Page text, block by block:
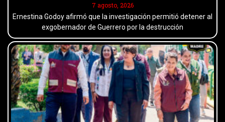
7 agosto, 2026
Ernestina Godoy afirmó que la investigación permitió detener al
exgobernador de Guerrero por la destrucción